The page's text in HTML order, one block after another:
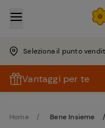
Seleziona il punto
Vantaggi per te
Home Bene Insieme